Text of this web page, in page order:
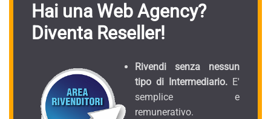
Hai una Web Agency?
Diventa Reseller!
Rivendi senza nessun
tipo di Intermediario. E'
semplice e
remunerativo.